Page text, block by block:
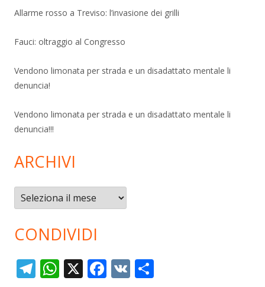
Allarme rosso a Treviso: l’invasione dei grilli
Fauci: oltraggio al Congresso
Vendono limonata per strada e un disadattato mentale li
denuncia!
Vendono limonata per strada e un disadattato mentale li
denuncia!!!
ARCHIVI
Archivi
CONDIVIDI
T W X F V